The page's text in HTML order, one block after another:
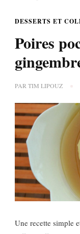
DESSERTS ET
Poires
PAR TIM LIPOUZ
Une recette simple